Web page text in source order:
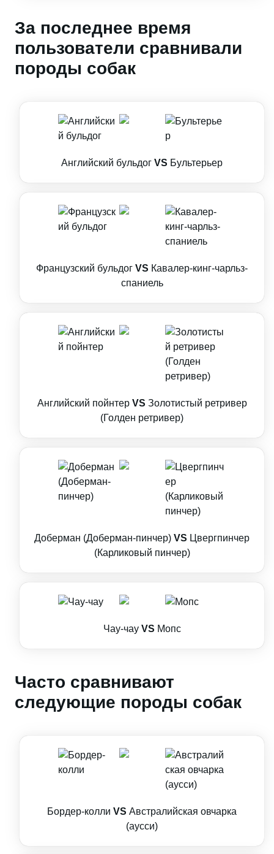
За последнее время
пользователи сравнивали
породы собак
Английский бульдог VS Бультерьер
Французский бульдог VS Кавалер-кинг-чарльз-
спаниель
Английский пойнтер VS Золотистый ретривер
(Голден ретривер)
Доберман (Доберман-пинчер) VS Цвергпинчер
(Карликовый пинчер)
Чау-чау VS Мопс
Часто сравнивают
следующие породы собак
Бордер-колли VS Австралийская овчарка
(аусси)